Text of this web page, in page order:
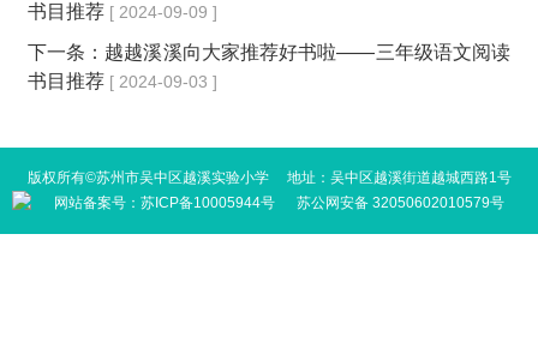
书目推荐 [ 2024-09-09 ]
下一条： 越越溪溪向大家推荐好书啦——三年级语文阅读
书目推荐 [ 2024-09-03 ]
版权所有©苏州市吴中区越溪实验小学 地址：吴中区越溪街道越城西路1号
网站备案号： 苏ICP备10005944号 苏公网安备 32050602010579号